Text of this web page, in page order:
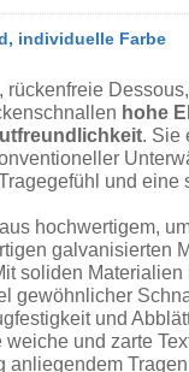
individuelle Farbe
hohe
. Sie
und eine
hochwertigem,
galvanisierten
soliden
gewöhnlicher
und
und zarte
anliegendem